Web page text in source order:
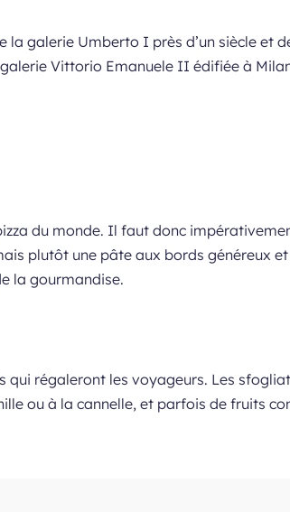
la galerie Umberto I près d’un siècle et
Vittorio Emanuele II édifiée à
du monde. Il faut donc
plutôt une pâte aux bords généreux
la gourmandise.
qui régaleront les voyageurs. Les
ou à la cannelle, et parfois de fruits